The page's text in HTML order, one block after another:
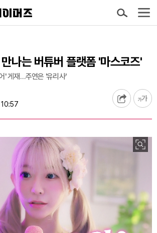
나는 버튜버 플랫폼 '마스코즈'
' 게재…주연은 '유리사'
10:57